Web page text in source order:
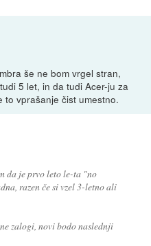
še ne bom vrgel stran,
5 let, in da tudi Acer-ju za
to vprašanje čist umestno.
da je prvo leto le-ta "no
razen če si vzel 3-letno ali
zalogi, novi bodo naslednji